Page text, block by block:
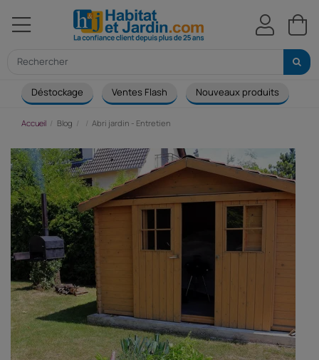
Déstockage Ventes Flash Nouveaux produits
Accueil Blog Abri jardin - Entretien